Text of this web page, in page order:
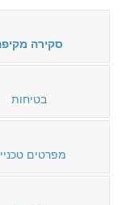
סקירה
בטיחות
מפרטים